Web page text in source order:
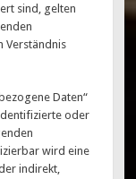
sind, gelten
Verständnis
Daten“
oder
wird eine
indirekt,